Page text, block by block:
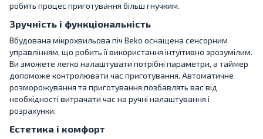
робить процес приготування більш гнучким.
Зручність і функціональність
Вбудована мікрохвильова піч Beko оснащена сенсорним
управлінням, що робить її використання інтуїтивно зрозумілим.
Ви зможете легко налаштувати потрібні параметри, а таймер
допоможе контролювати час приготування. Автоматичне
розморожування та приготування позбавлять вас від
необхідності витрачати час на ручні налаштування і
розрахунки.
Естетика і комфорт